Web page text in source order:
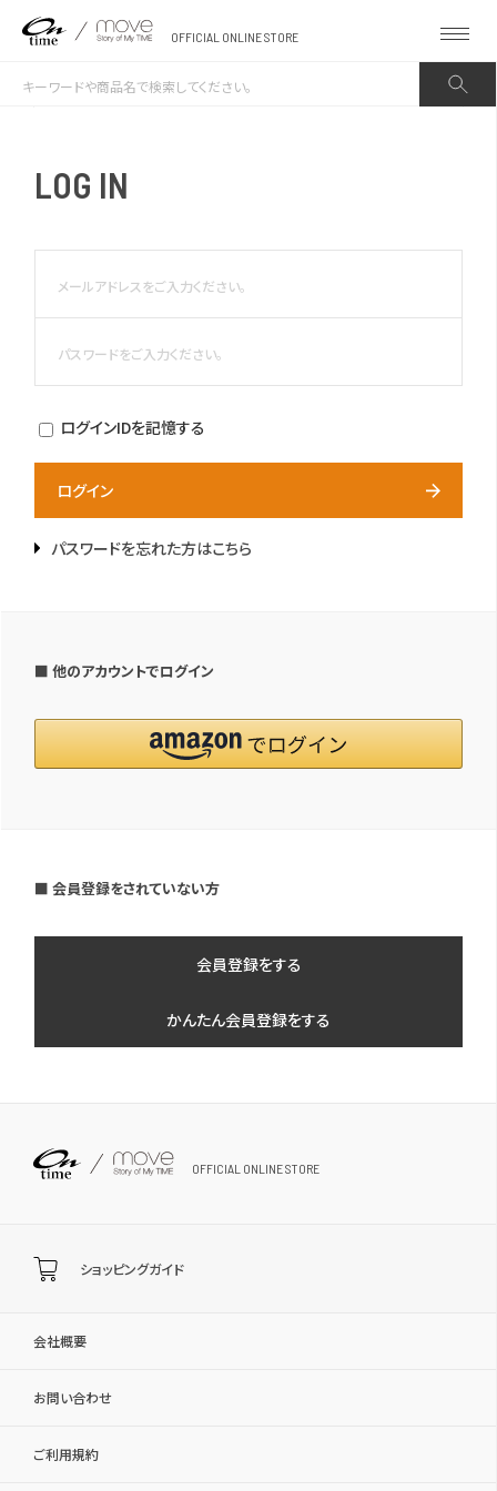
OFFICIAL ONLINE STORE
LOG IN
ログインIDを記憶する
ログイン
パスワードを忘れた方はこちら
■ 他のアカウントでログイン
■ 会員登録をされていない方
会員登録をする
かんたん会員登録をする
OFFICIAL ONLINE STORE
会社概要
お問い合わせ
ご利用規約
ショッピングガイド